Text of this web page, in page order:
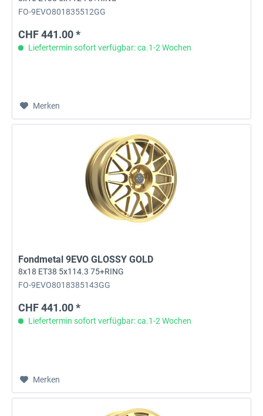
FO-9EVO801835512GG
CHF 441.00 *
Liefertermin sofort verfügbar: ca.1-2 Wochen
Merken
Fondmetal 9EVO GLOSSY GOLD
8x18 ET38 5x114.3 75+RING
FO-9EVO8018385143GG
CHF 441.00 *
Liefertermin sofort verfügbar: ca.1-2 Wochen
Merken